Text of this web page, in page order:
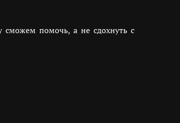
сможем помочь, а не сдохнуть с